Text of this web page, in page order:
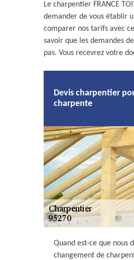
Le charpentier FRANCE
demander de vous établir
comparer nos tarifs avec
savoir que les demandes
pas. Vous recevrez votre
Devis charpentier
charpente
Quand est-ce que nous
changement de